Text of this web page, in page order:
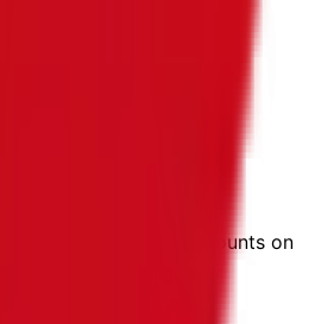
at checkout for discounts on